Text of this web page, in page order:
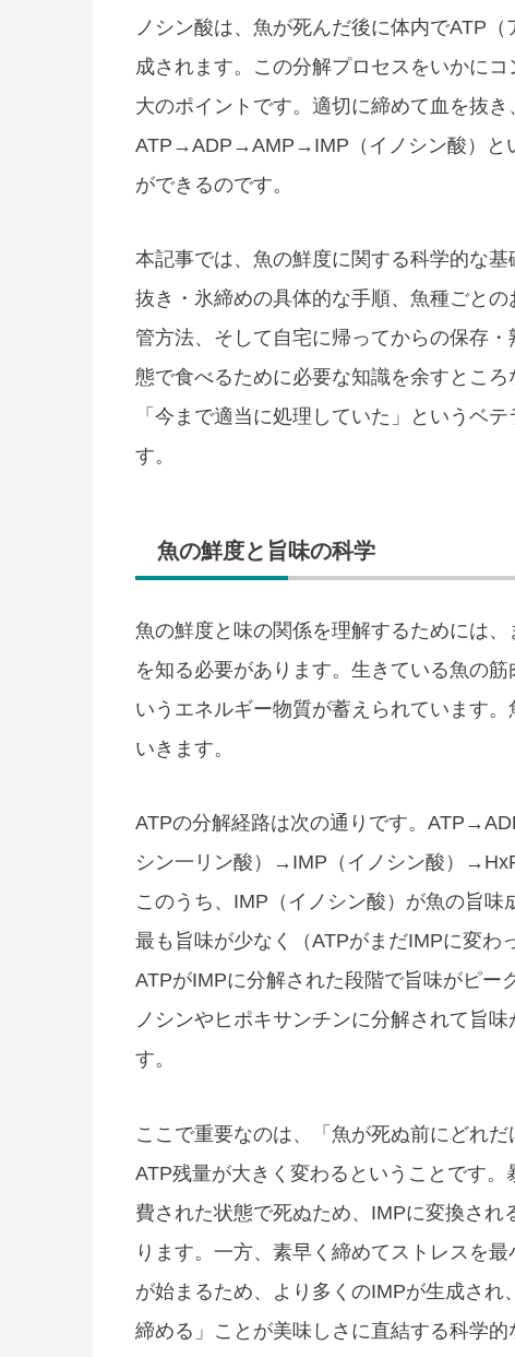
ノシン酸は、魚が死んだ後に体内でATP
成されます。この分解プロセスをいかに
大のポイントです。適切に締めて血を抜き
ATP→ADP→AMP→IMP（イノシン酸）と
ができるのです。
本記事では、魚の鮮度に関する科学的な
抜き・氷締めの具体的な手順、魚種ごと
管方法、そして自宅に帰ってからの保存
態で食べるために必要な知識を余すとこ
「今まで適当に処理していた」というベ
す。
魚の鮮度と旨味の科学
魚の鮮度と味の関係を理解するためには
を知る必要があります。生きている魚の
いうエネルギー物質が蓄えられています
いきます。
ATPの分解経路は次の通りです。
シン一リン酸）→IMP（イノシン酸）
このうち、IMP（イノシン酸）が魚の旨
最も旨味が少なく（ATPがまだIMPに変わ
ATPがIMPに分解された段階で旨味がピー
ノシンやヒポキサンチンに分解されて旨
す。
ここで重要なのは、「魚が死ぬ前にどれ
ATP残量が大きく変わるということです
費された状態で死ぬため、IMPに変換さ
ります。一方、素早く締めてストレスを
が始まるため、より多くのIMPが生成され
締める」ことが美味しさに直結する科学的